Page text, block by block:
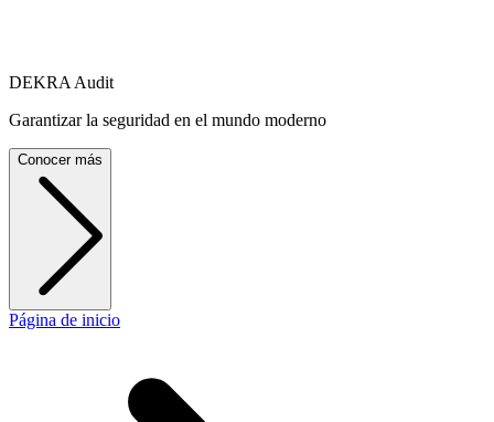
DEKRA Audit
Garantizar la seguridad en el mundo moderno
Conocer más
Página de inicio